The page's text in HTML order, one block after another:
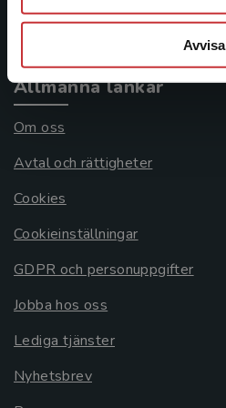
Avvisa
Allmänna länkar
Om oss
Avtal och rättigheter
Cookies
Cookieinställningar
GDPR och personuppgifter
Jobba hos oss
Lediga tjänster
Nyhetsbrev